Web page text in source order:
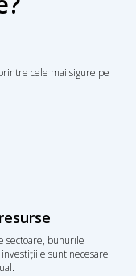
cele mai sigure pe
sectoare, bunurile
sunt necesare